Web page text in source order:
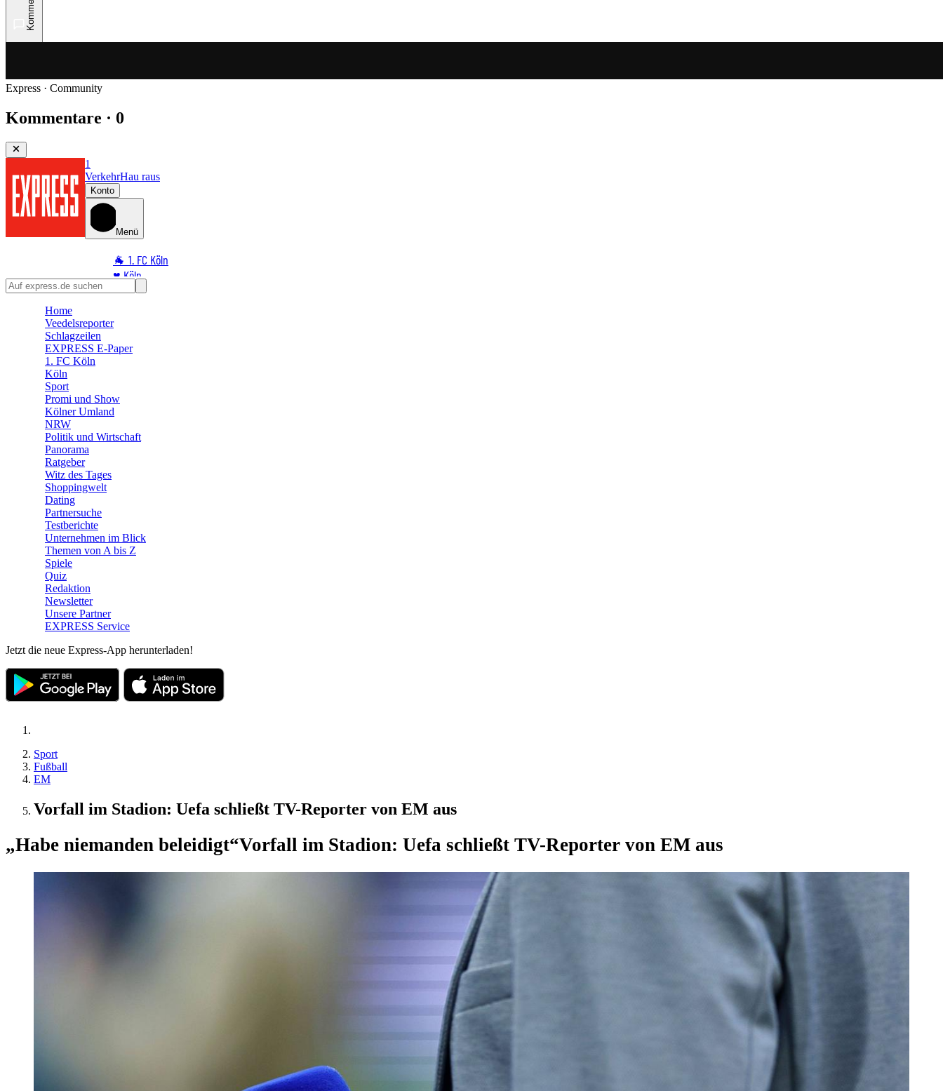
Express · Community
Kommentare · 0
1
VerkehrHau raus
Konto
Menü
🐐 1. FC Köln
♥️ Köln
⭐ Promi
🛒 Shoppingwelt
🧩 Spiele
Home
Veedelsreporter
Schlagzeilen
EXPRESS E-Paper
1. FC Köln
Köln
Sport
Promi und Show
Kölner Umland
NRW
Politik und Wirtschaft
Panorama
Ratgeber
Witz des Tages
Shoppingwelt
Dating
Partnersuche
Testberichte
Unternehmen im Blick
Themen von A bis Z
Spiele
Quiz
Redaktion
Newsletter
Unsere Partner
EXPRESS Service
Jetzt die neue Express-App herunterladen!
Sport
Fußball
EM
Vorfall im Stadion: Uefa schließt TV-Reporter von EM aus
„Habe niemanden beleidigt“Vorfall im Stadion: Uefa schließt TV-Reporter von EM aus